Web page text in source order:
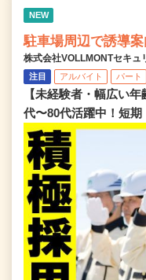
NEW
駐車場周辺で誘導
株式会社VOLLMONTセキ
注目 アルバイト パート
【未経験者・幅広い
代〜80代活躍中！短期